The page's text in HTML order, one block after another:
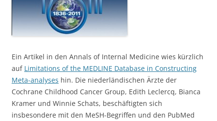
Ein Artikel in den Annals of Internal Medicine wies kürzlich
auf Limitations of the MEDLINE Database in Constructing
Meta-analyses hin. Die niederländischen Ärzte der
Cochrane Childhood Cancer Group, Edith Leclercq, Bianca
Kramer und Winnie Schats, beschäftigten sich
insbesondere mit den MeSH-Begriffen und den PubMed